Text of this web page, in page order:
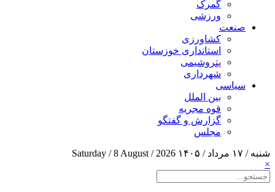
گمرک
ورزشی
صنعت
کشاورزی
استانداری خوزستان
پتروشیمی
شهرداری
سیاسی
بین الملل
قوه مجریه
گزارش و گفتگو
مجلس
شنبه / ۱۷ مرداد / ۱۴۰۵
Saturday / 8 August / 2026
×